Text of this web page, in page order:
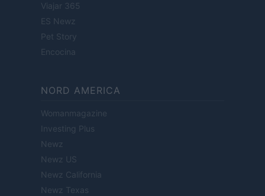
Viajar 365
ES Newz
Pet Story
Encocina
NORD AMERICA
Womanmagazine
Investing Plus
Newz
Newz US
Newz California
Newz Texas